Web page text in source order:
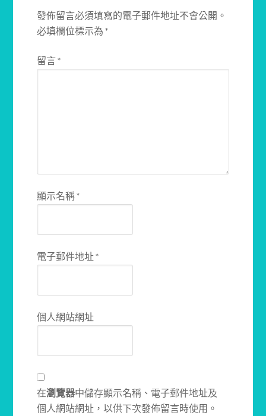
發佈留言必須填寫的電子郵件地址不會公開。
必填欄位標示為*
留言*
顯示名稱*
電子郵件地址*
個人網站網址
在瀏覽器中儲存顯示名稱、電子郵件地址及
個人網站網址，以供下次發佈留言時使用。